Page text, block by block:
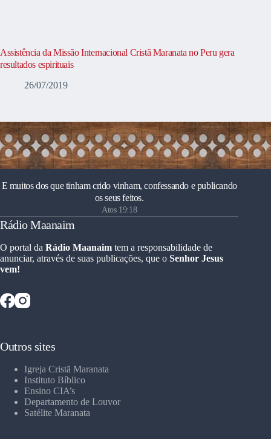
Assistência da Missão Internacional Cristã Maranata no Peru gera
resultados espirituais
26/07/2019
E muitos dos que tinham crido vinham, confessando e publicando
os seus feitos.
Atos 19:18
Rádio Maanaim
O portal da Rádio Maanaim tem a responsabilidade de
anunciar, através de suas publicações, que o Senhor Jesus
vem!
Outros sites
Igreja Cristã Maranata
Instituto Bíblico
Ensino CIA’s
Departamento de Louvor
Satélite Maranata